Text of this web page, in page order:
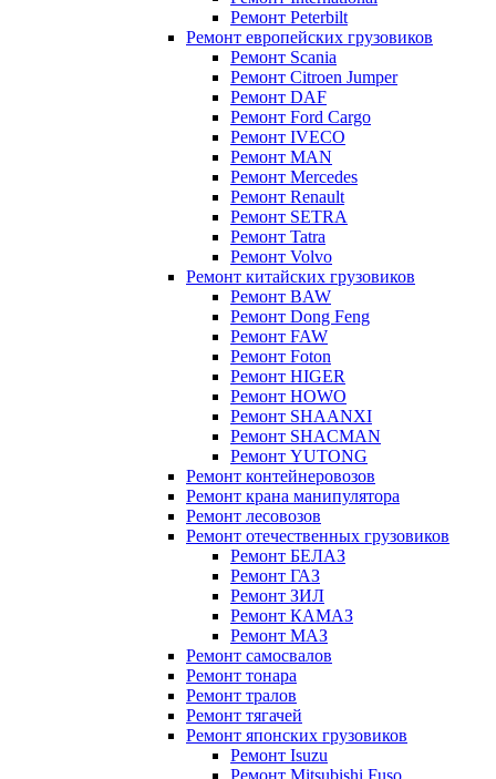
Ремонт Peterbilt
Ремонт европейских грузовиков
Ремонт Scania
Ремонт Citroen Jumper
Ремонт DAF
Ремонт Ford Cargo
Ремонт IVECO
Ремонт MAN
Ремонт Mercedes
Ремонт Renault
Ремонт SETRA
Ремонт Tatra
Ремонт Volvo
Ремонт китайских грузовиков
Ремонт BAW
Ремонт Dong Feng
Ремонт FAW
Ремонт Foton
Ремонт HIGER
Ремонт HOWO
Ремонт SHAANXI
Ремонт SHACMAN
Ремонт YUTONG
Ремонт контейнеровозов
Ремонт крана манипулятора
Ремонт лесовозов
Ремонт отечественных грузовиков
Ремонт БЕЛАЗ
Ремонт ГАЗ
Ремонт ЗИЛ
Ремонт КАМАЗ
Ремонт МАЗ
Ремонт самосвалов
Ремонт тонара
Ремонт тралов
Ремонт тягачей
Ремонт японских грузовиков
Ремонт Isuzu
Ремонт Mitsubishi Fuso